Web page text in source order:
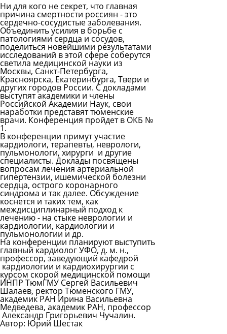
Ни для кого не секрет, что главная
причина смертности россиян - это
сердечно-сосудистые заболевания.
Объединить усилия в борьбе с
патологиями сердца и сосудов,
поделиться новейшими результатами
исследований в этой сфере соберутся
светила медицинской науки из
Москвы, Санкт-Петербурга,
Красноярска, Екатеринбурга, Твери и
других городов России. С докладами
выступят академики и члены
Российской Академии Наук, свои
наработки представят тюменские
врачи. Конференция пройдет в ОКБ №
1.
В конференции примут участие
кардиологи, терапевты, неврологи,
пульмонологи, хирурги и другие
специалисты. Доклады посвящены
вопросам лечения артериальной
гипертензии, ишемической болезни
сердца, острого коронарного
синдрома и так далее. Обсуждение
коснется и таких тем, как
междисциплинарный подход к
лечению - на стыке неврологии и
кардиологии, кардиологии и
пульмонологии и др.
На конференции планируют выступить
главный кардиолог УФО, д. м. н.,
профессор, заведующий кафедрой
кардиологии и кардиохирургии с
курсом скорой медицинской помощи
ИНПР ТюмГМУ Сергей Васильевич
Шалаев, ректор Тюменского ГМУ,
академик РАН Ирина Васильевна
Медведева, академик РАН, профессор
Александр Григорьевич Чучалин.
Автор: Юрий Шестак